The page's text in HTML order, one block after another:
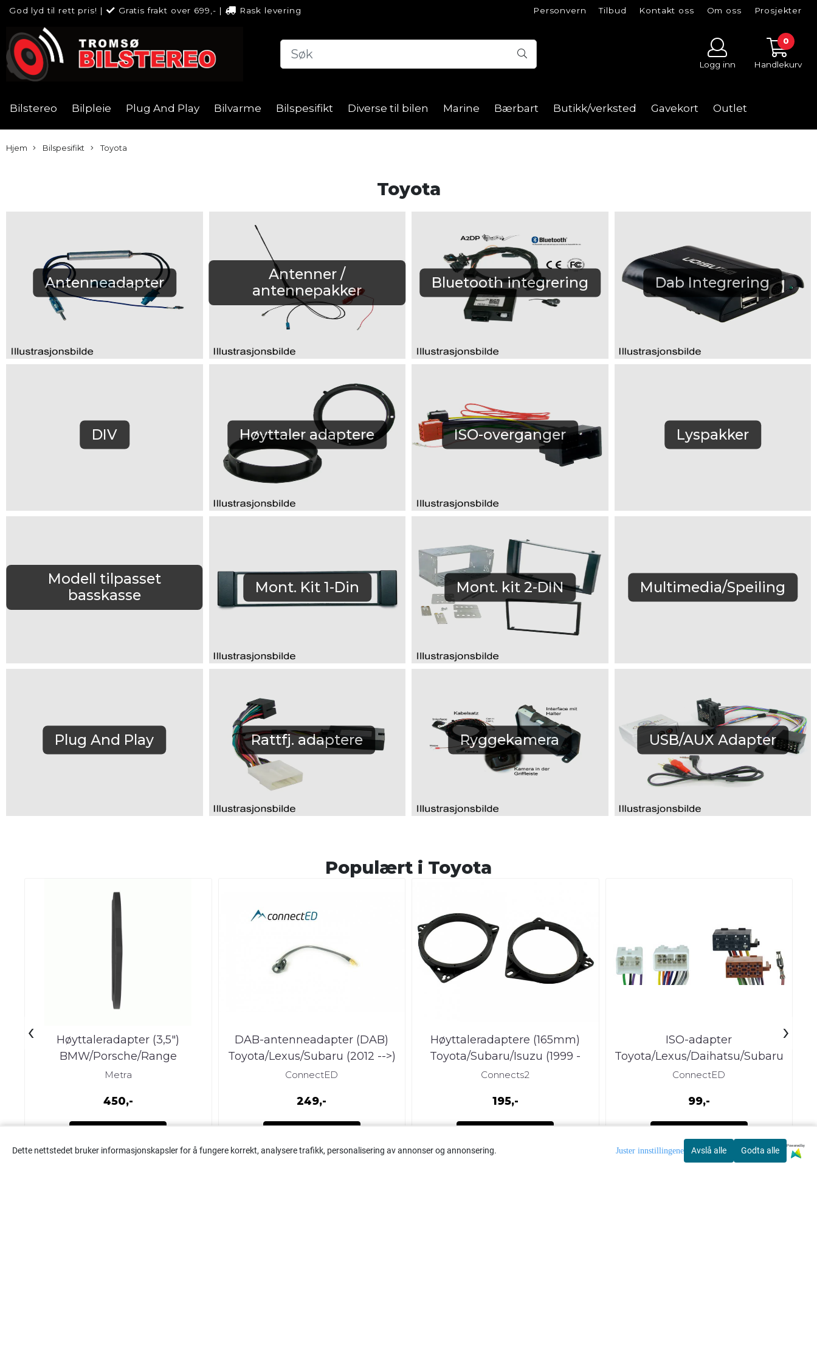
God lyd til rett pris! | Gratis frakt over 699,- | Rask levering Personvern Tilbud Kontakt oss Om oss Prosjekter
Logg inn
0
Handlekurv
Bilstereo Bilpleie Plug And Play Bilvarme Bilspesifikt Diverse til bilen Marine Bærbart Butikk/verksted Gavekort Outlet
Hjem Bilspesifikt Toyota
Toyota
Antenneadapter
Antenner /
antennepakker
Bluetooth integrering Dab Integrering
DIV Høyttaler adaptere ISO-overganger Lyspakker
Modell tilpasset
basskasse
Mont. Kit 1-Din Mont. kit 2-DIN Multimedia/Speiling
Plug And Play Rattfj. adaptere Ryggekamera USB/AUX Adapter
Populært i Toyota
Høyttaleradapter (3,5")
BMW/Porsche/Range
Rover/Tesla fra 2003
Metra
450,-
DAB-antenneadapter (DAB)
Toyota/Lexus/Subaru (2012 -->)
ConnectED
249,-
Høyttaleradaptere (165mm)
Toyota/Subaru/Isuzu (1999 -
2018)
Connects2
195,-
ISO-adapter
Toyota/Lexus/Daihatsu/Subaru
ConnectED
99,-
‹ ›
Dette nettstedet bruker informasjonskapsler for å fungere korrekt, analysere trafikk, personalisering av annonser og annonsering. Avslå alle Godta alle
Powered by
Juster innstillingene